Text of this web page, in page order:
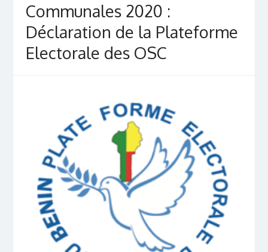
Communales 2020 :
Déclaration de la Plateforme
Electorale des OSC